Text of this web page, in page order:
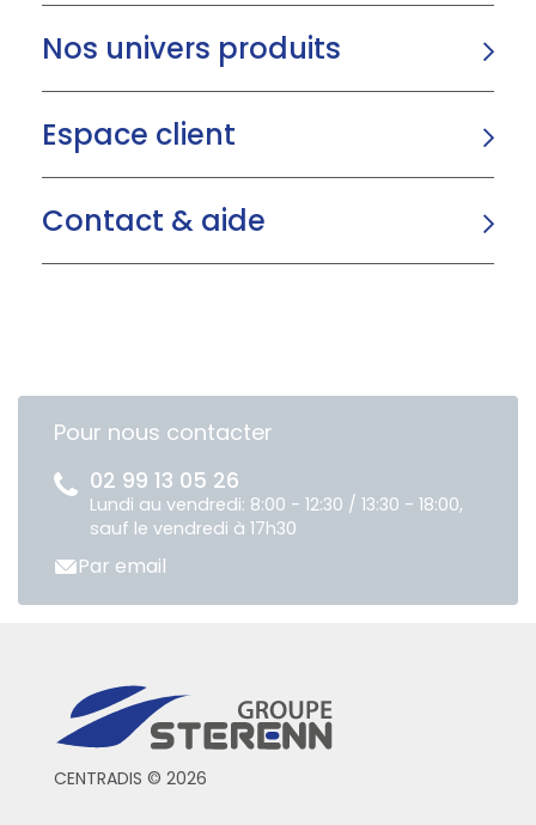
Nos univers produits
Espace client
Contact & aide
Pour nous contacter
02 99 13 05 26
Lundi au vendredi: 8:00 - 12:30 / 13:30 - 18:00,
sauf le vendredi à 17h30
Par email
CENTRADIS © 2026